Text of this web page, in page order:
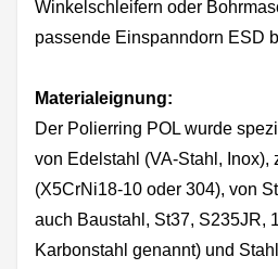
Winkelschleifern oder
passende Einspanndorn ESD
Materialeignung:
Der Polierring POL wurde
von Edelstahl (VA-Stahl, Inox),
(X5CrNi18-10 oder 304), von
auch Baustahl, St37, S235JR,
Karbonstahl genannt) und